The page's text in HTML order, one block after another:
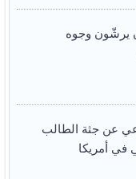
يرشّون وجوه
عن جثة الطالب
في أمريكا